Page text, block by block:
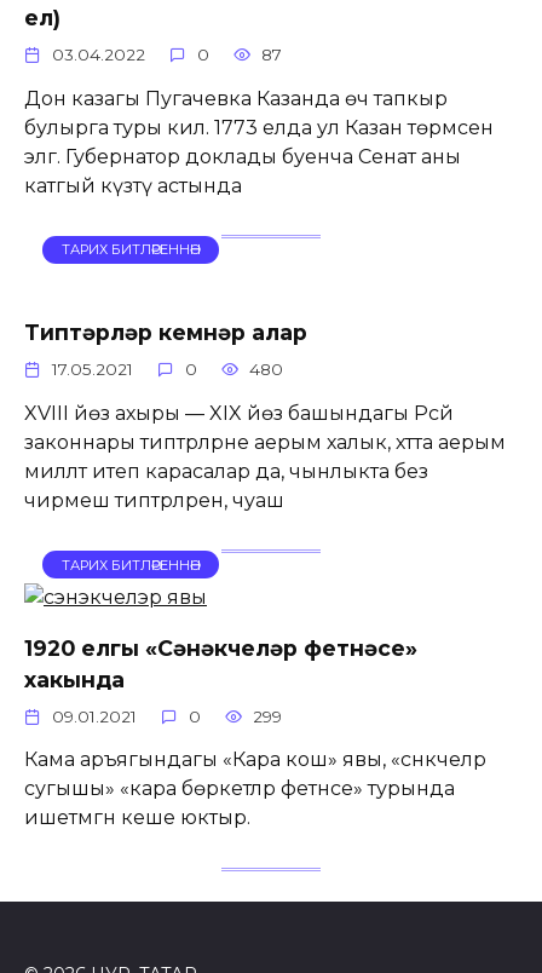
ел)
03.04.2022 0 87
Дон казагы Пугачевка Казанда өч тапкыр
булырга туры килә. 1773 елда ул Казан төрмәсенә
эләгә. Губернатор доклады буенча Сенат аны
катгый күзәтү астында
ТАРИХ БИТЛӘРЕННӘН
Типтәрләр кемнәр алар
17.05.2021 0 480
XVIII йөз ахыры — XIX йөз башындагы Рәсәй
законнары типтәрләрне аерым халык, хәтта аерым
милләт итеп карасалар да, чынлыкта без
чирмеш типтәрләрен, чуаш
ТАРИХ БИТЛӘРЕННӘН
1920 елгы «Сәнәкчеләр фетнәсе»
хакында
09.01.2021 0 299
Кама аръягындагы «Кара кош» явы, «сәнәкчеләр
сугышы» «кара бөркетләр фетнәсе» турында
ишетмәгән кеше юктыр.